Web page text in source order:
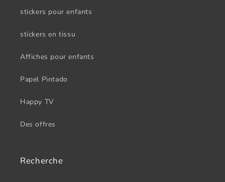
stickers pour enfants
stickers en tissu
Affiches pour enfants
Papel Pintado
Happy TV
Des offres
Recherche